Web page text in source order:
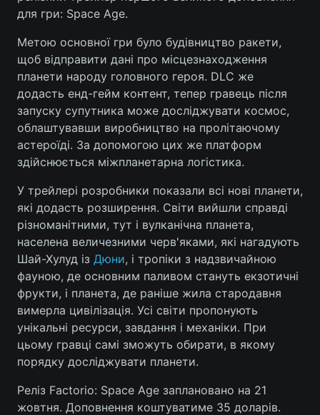
Україна
Економіка Світ
Спорт Наука
Техно і зв'язок Лайт
Зброя Інциденти
Цікавинки Погода
Регіони
Лонгріди
Відео з Youtube Статті
Інтерв'ю Думки
Архів
Контакти
для гри: Space Age.
Метою основної гри було будівництво ракети,
щоб відправити дані про місцезнаходження
планети народу головного героя. DLC же
додасть енд-гейм контент, тепер гравець після
запуску супутника може досліджувати космос,
облаштувавши виробництво на пролітаючому
астероїді. За допомогою цих же платформ
здійснюється міжпланетарна логістика.
У трейлері розробники показали всі нові планети,
які додасть розширення. Світи вийшли справді
різноманітними, тут і вулканічна планета,
населена величезними черв'яками, які нагадують
Шай-Хулуд із Дюни, і тропіки з надзвичайною
фауною, де основним паливом стануть екзотичні
фрукти, і планета, де раніше жила стародавня
вимерла цивілізація. Усі світи пропонують
унікальні ресурси, завдання і механіки. При
цьому гравці самі зможуть обирати, в якому
порядку досліджувати планети.
Реліз Factorio: Space Age заплановано на 21
жовтня. Доповнення коштуватиме 35 доларів.